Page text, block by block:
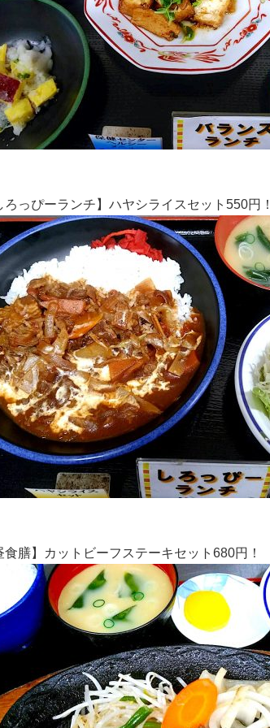
ろっぴーランチ】ハヤシライスセット550円！
食膳】カットビーフステーキセット680円！